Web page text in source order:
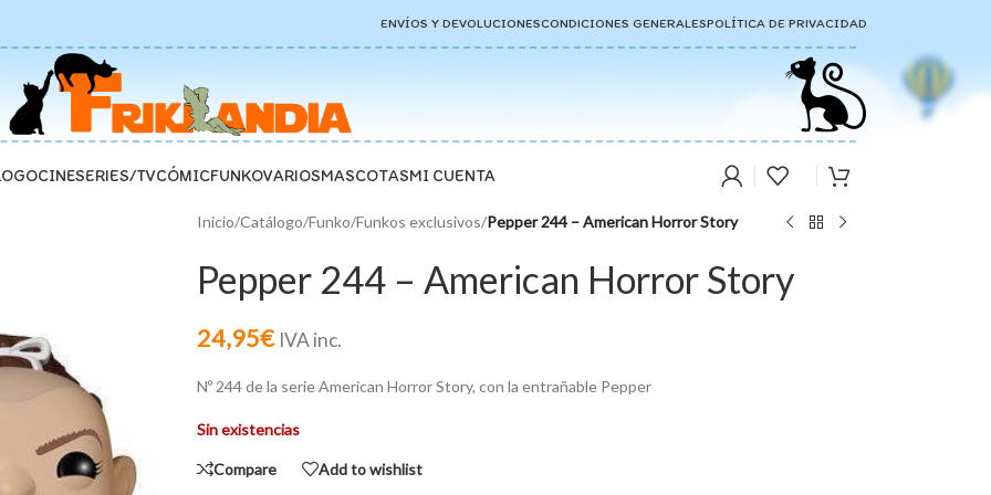
ENVÍOS Y DEVOLUCIONESCONDICIONES GENERALESPOLÍTICA DE PRIVACIDAD
CINESERIES/TVCÓMICFUNKOVARIOSMASCOTASMI CUENTA
Inicio/Catálogo/Funko/Funkos exclusivos/Pepper 244 – American Horror Story
Pepper 244 – American Horror Story
24,95€ IVA inc.
Nº 244 de la serie American Horror Story, con la entrañable Pepper
Sin existencias
Compare Add to wishlist